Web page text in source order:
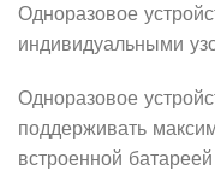
Одноразовое
индивидуальными
Одноразовое
поддерживать
встроенной